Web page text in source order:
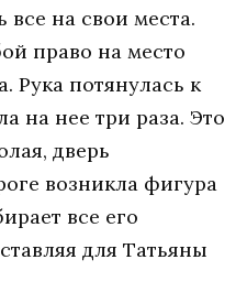
все на свои места.
право на место
Рука потянулась к
на нее три раза. Это
дверь
возникла фигура
все его
для Татьяны